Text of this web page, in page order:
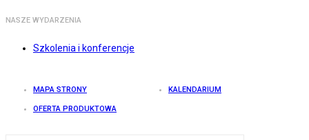
NASZE WYDARZENIA
Szkolenia i konferencje
MAPA STRONY KALENDARIUM
OFERTA PRODUKTOWA